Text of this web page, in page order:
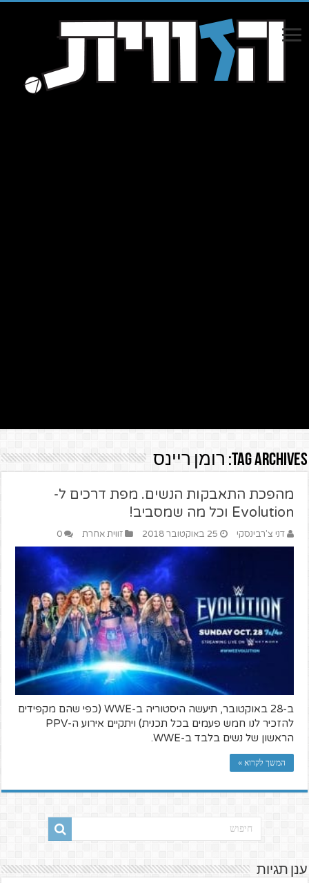
Tag Archives: רומן ריינס
מהפכת התאבקות הנשים. מפת דרכים ל-
Evolution וכל מה שמסביב!
דני צ'רבינסקי 25 באוקטובר 2018 זווית אחרת 0
ב-28 באוקטובר, תיעשה היסטוריה ב-WWE (כפי שהם מקפידים
להזכיר לנו חמש פעמים בכל תכנית) ויתקיים אירוע ה-PPV
הראשון של נשים בלבד ב-WWE.
המשך לקרוא »
ענן תגיות